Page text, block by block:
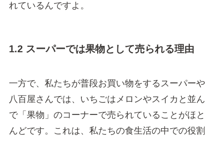
れているんですよ。
1.2 スーパーでは果物として売られる理由
一方で、私たちが普段お買い物をするスーパーや
八百屋さんでは、いちごはメロンやスイカと並ん
で「果物」のコーナーで売られていることがほと
んどです。これは、私たちの食生活の中での役割